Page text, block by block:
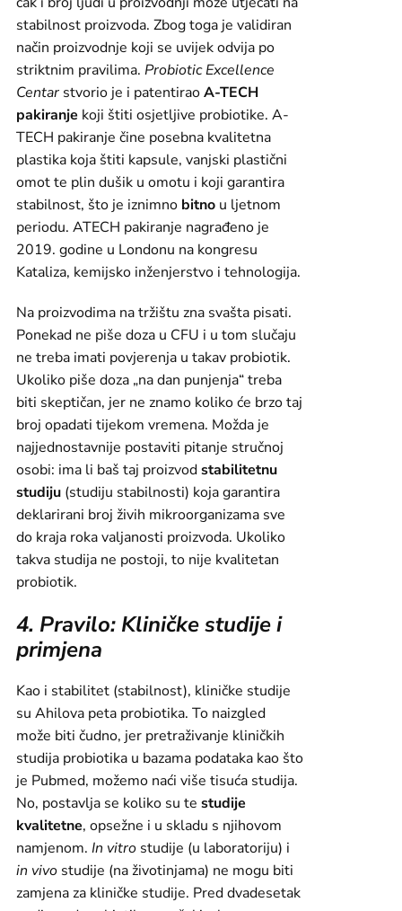
stabilnost proizvoda. Zbog toga je validiran
način proizvodnje koji se uvijek odvija po
striktnim pravilima. Probiotic Excellence
Centar stvorio je i patentiraoA-TECH
pakiranje koji štiti osjetljive probiotike. A-
TECH pakiranje čine posebna kvalitetna
plastika koja štiti kapsule, vanjski plastični
omot te plin dušik u omotu i koji garantira
stabilnost, što je iznimno bitno u ljetnom
periodu. ATECH pakiranje nagrađeno je
2019. godine u Londonu na kongresu
Kataliza, kemijsko inženjerstvo i tehnologija.
Na proizvodima na tržištu zna svašta pisati.
Ponekad ne piše doza u CFU i u tom slučaju
ne treba imati povjerenja u takav probiotik.
Ukoliko piše doza „na dan punjenja“ treba
biti skeptičan, jer ne znamo koliko će brzo taj
broj opadati tijekom vremena. Možda je
najjednostavnije postaviti pitanje stručnoj
osobi: ima li baš taj proizvodstabilitetnu
studiju (studiju stabilnosti) koja garantira
deklarirani broj živih mikroorganizama sve
do kraja roka valjanosti proizvoda. Ukoliko
takva studija ne postoji, to nije kvalitetan
probiotik.
4. Pravilo: Kliničke studije i
primjena
Kao i stabilitet (stabilnost), kliničke studije
su Ahilova peta probiotika. To naizgled
može biti čudno, jer pretraživanje kliničkih
studija probiotika u bazama podataka kao što
je Pubmed, možemo naći više tisuća studija.
No, postavlja se koliko su te studije
kvalitetne, opsežne i u skladu s njihovom
namjenom. In vitro studije (u laboratoriju) i
in vivo studije (na životinjama) ne mogu biti
zamjena za kliničke studije. Pred dvadesetak